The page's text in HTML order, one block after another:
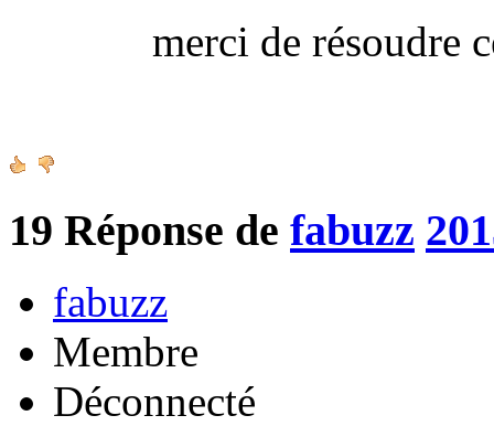
merci de résoudre ce
19 Réponse de fabuzz
fabuzz
Membre
Déconnecté